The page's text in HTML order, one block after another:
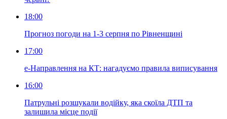
18:00
Прогноз погоди на 1-3 серпня по Рівненщині
17:00
е-Направлення на КТ: нагадуємо правила виписування
16:00
Патрульні розшукали водійку, яка скоїла ДТП та
залишила місце події